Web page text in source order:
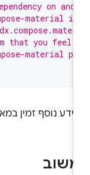
a dependency on
material
that you feel
נוסף זמין